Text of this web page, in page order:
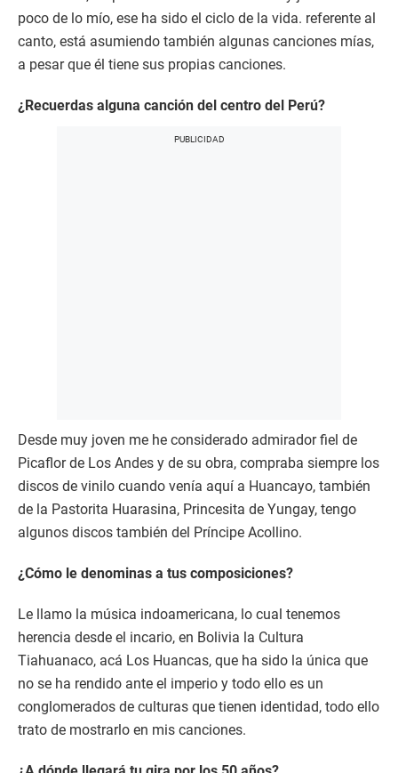
poco de lo mío, ese ha sido el ciclo de la vida. referente al
canto, está asumiendo también algunas canciones mías,
a pesar que él tiene sus propias canciones.
¿Recuerdas alguna canción del centro del Perú?
Desde muy joven me he considerado admirador fiel de
Picaflor de Los Andes y de su obra, compraba siempre los
discos de vinilo cuando venía aquí a Huancayo, también
de la Pastorita Huarasina, Princesita de Yungay, tengo
algunos discos también del Príncipe Acollino.
¿Cómo le denominas a tus composiciones?
Le llamo la música indoamericana, lo cual tenemos
herencia desde el incario, en Bolivia la Cultura
Tiahuanaco, acá Los Huancas, que ha sido la única que
no se ha rendido ante el imperio y todo ello es un
conglomerados de culturas que tienen identidad, todo ello
trato de mostrarlo en mis canciones.